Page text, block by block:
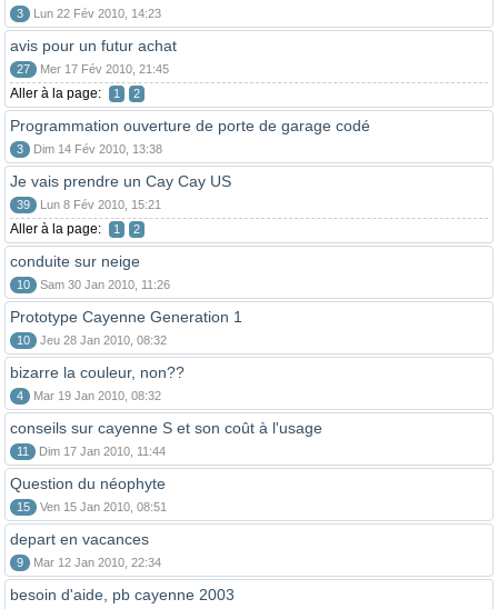
3 Lun 22 Fév 2010, 14:23
avis pour un futur achat
27 Mer 17 Fév 2010, 21:45
Aller à la page: 1 2
Programmation ouverture de porte de garage codé
3 Dim 14 Fév 2010, 13:38
Je vais prendre un Cay Cay US
39 Lun 8 Fév 2010, 15:21
Aller à la page: 1 2
conduite sur neige
10 Sam 30 Jan 2010, 11:26
Prototype Cayenne Generation 1
10 Jeu 28 Jan 2010, 08:32
bizarre la couleur, non??
4 Mar 19 Jan 2010, 08:32
conseils sur cayenne S et son coût à l'usage
11 Dim 17 Jan 2010, 11:44
Question du néophyte
15 Ven 15 Jan 2010, 08:51
depart en vacances
9 Mar 12 Jan 2010, 22:34
besoin d'aide, pb cayenne 2003